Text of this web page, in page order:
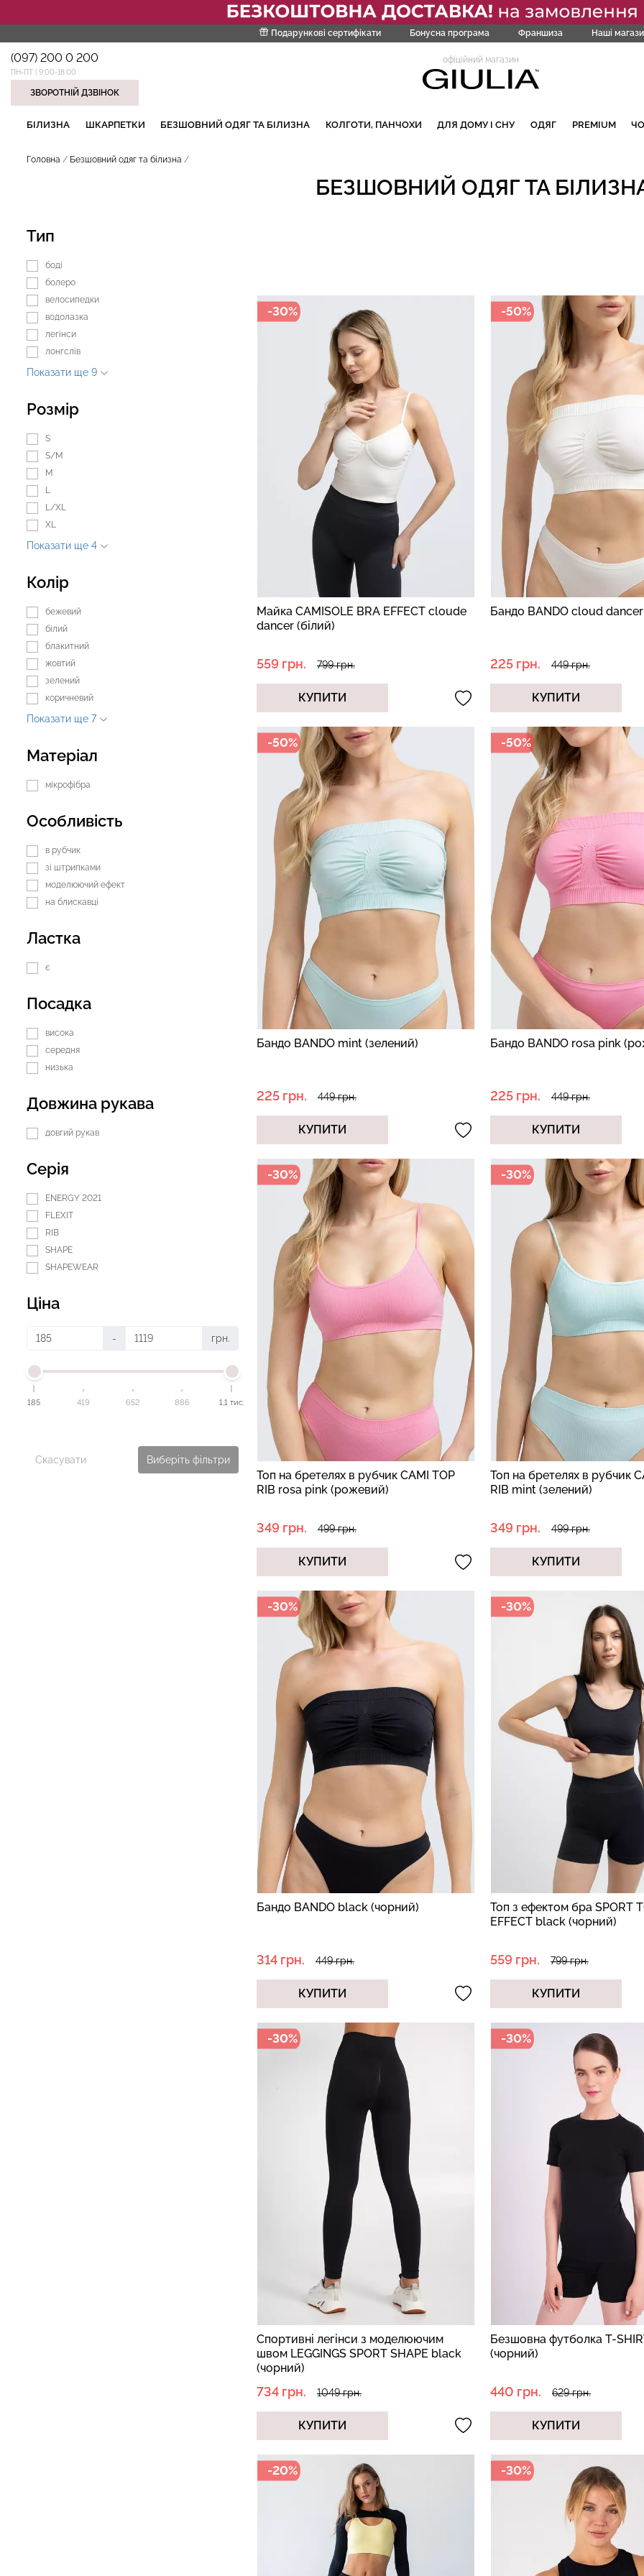
Подарункові сертифікати Бонусна програма Франшиза Наші
(097) 200 0 200
ПН-ПТ | 9:00-18:00
ЗВОРОТНІЙ ДЗВІНОК
офіційний магазин
БІЛИЗНА ШКАРПЕТКИ БЕЗШОВНИЙ ОДЯГ ТА БІЛИЗНА КОЛГОТИ, ПАНЧОХИ ДЛЯ ДОМУ І СНУ ОДЯГ PREMIUM
Головна Безшовний одяг та білизна
БЕЗШОВНИЙ ОДЯГ ТА
Тип
боді
болеро
велосипедки
водолазка
легінси
лонгслів
Показати ще 9
Розмір
S
S/M
M
L
L/XL
XL
Показати ще 4
Колір
бежевий
білий
блакитний
жовтий
зелений
коричневий
Показати ще 7
Матеріал
мікрофібра
Особливість
в рубчик
зі штрипками
моделюючий ефект
на блискавці
Ластка
є
Посадка
висока
середня
низька
Довжина рукава
довгий рукав
Серія
ENERGY 2021
FLEXIT
RIB
SHAPE
SHAPEWEAR
Ціна
- грн.
185 419 652 886 1,1 тис.
Скасувати Виберіть фільтри
-30%
Майка CAMISOLE BRA EFFECT cloude
dancer (білий)
559 грн. 799 грн.
КУПИТИ
-50%
Бандо BANDO cloud dancer
225 грн. 449 грн.
КУПИТИ
-50%
Бандо BANDO mint (зелений)
225 грн. 449 грн.
КУПИТИ
-50%
Бандо BANDO rosa pink
225 грн. 449 грн.
КУПИТИ
-30%
Топ на бретелях в рубчик CAMI TOP
RIB rosa pink (рожевий)
349 грн. 499 грн.
КУПИТИ
-30%
Топ на бретелях в рубчик
RIB mint (зелений)
349 грн. 499 грн.
КУПИТИ
-30%
Бандо BANDO black (чорний)
314 грн. 449 грн.
КУПИТИ
-30%
Топ з ефектом бра SPORT
EFFECT black (чорний)
559 грн. 799 грн.
КУПИТИ
-30%
Cпортивні легінси з моделюючим
швом LEGGINGS SPORT SHAPE black
(чорний)
734 грн. 1049 грн.
КУПИТИ
-30%
Безшовна футболка T-
(чорний)
440 грн. 629 грн.
КУПИТИ
-20% -30%
НАШІ ТРЕНДОВІ ТОВАРИ
Безшовні легінси з
(чорний) Giulia
Велосипедки з високою
талією TRACKS 01 (чорний)
549 грн.
Безшовні легінси LEGGINGS
(чорний) Giulia
482 грн.
Безшовні
легкою
258 грн.369
CAMI TOP RIB white (білий)
299 грн.
Топ на бретелях в рубчик
CAMI TOP RIB black (чорний)
499 грн.
CAMI TOP (білий) Giulia
279 грн.
Безшовний
корекцією
nude
489 грн.
699